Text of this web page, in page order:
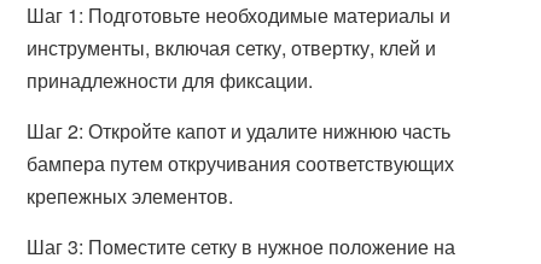
Шаг 1: Подготовьте необходимые материалы и
инструменты, включая сетку, отвертку, клей и
принадлежности для фиксации.
Шаг 2: Откройте капот и удалите нижнюю часть
бампера путем откручивания соответствующих
крепежных элементов.
Шаг 3: Поместите сетку в нужное положение на